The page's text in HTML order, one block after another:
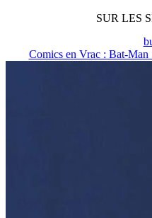
SUR LES
Comics en Vrac : Bat-